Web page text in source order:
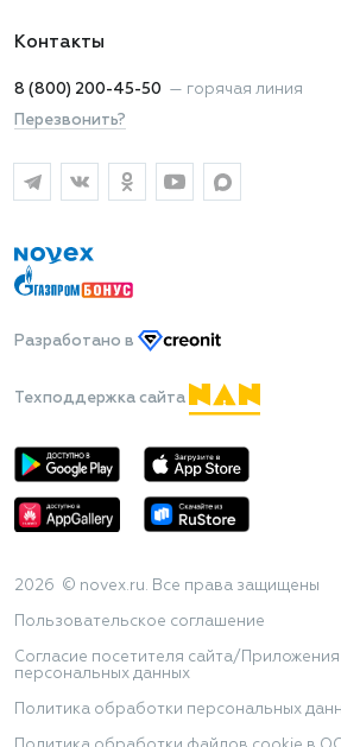
Контакты
8 (800) 200-45-50 — горячая линия
Перезвонить?
Разработано в
Техподдержка сайта
2026 © novex.ru. Все права защищены
Пользовательское соглашение
Согласие посетителя сайта/
персональных данных
Политика обработки персональных